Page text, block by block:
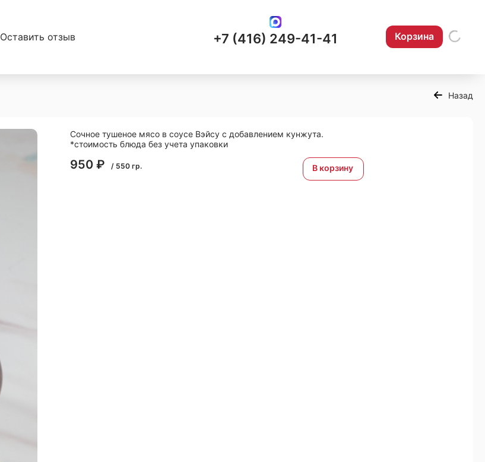
Оставить отзыв +7 (416) 249-41-41 Корзина
Назад
Сочное тушеное мясо в соусе Вэйсу с добавлением кунжута.
*стоимость блюда без учета упаковки
950 ₽ / 550 гр. В корзину